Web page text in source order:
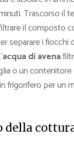
Trascorso il
il composto
separare i fiocchi
acqua di avena
o un
frigorifero per un
della